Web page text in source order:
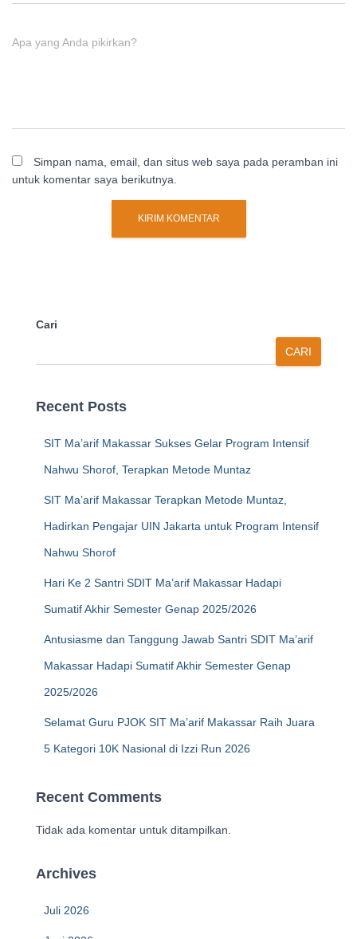
Apa yang Anda pikirkan?
Simpan nama, email, dan situs web saya pada peramban ini
untuk komentar saya berikutnya.
Cari
CARI
Recent Posts
SIT Ma’arif Makassar Sukses Gelar Program Intensif
Nahwu Shorof, Terapkan Metode Muntaz
SIT Ma’arif Makassar Terapkan Metode Muntaz,
Hadirkan Pengajar UIN Jakarta untuk Program Intensif
Nahwu Shorof
Hari Ke 2 Santri SDIT Ma’arif Makassar Hadapi
Sumatif Akhir Semester Genap 2025/2026
Antusiasme dan Tanggung Jawab Santri SDIT Ma’arif
Makassar Hadapi Sumatif Akhir Semester Genap
2025/2026
Selamat Guru PJOK SIT Ma’arif Makassar Raih Juara
5 Kategori 10K Nasional di Izzi Run 2026
Recent Comments
Tidak ada komentar untuk ditampilkan.
Archives
Juli 2026